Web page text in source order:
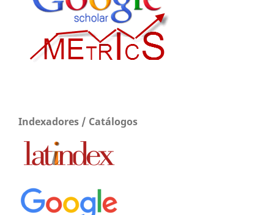
Indexadores / Catálogos